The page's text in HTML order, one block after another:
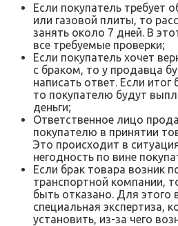
Если покупатель требует
или газовой плиты, то
занять около 7 дней. В
все требуемые проверки;
Если покупатель хочет
с браком, то у продавца
написать ответ. Если
то покупателю будут
деньги;
Ответственное лицо
покупателю в принятии
Это происходит в
негодность по вине
Если брак товара возник
транспортной компании,
быть отказано. Для этого
специальная экспертиза,
установить, из-за чего